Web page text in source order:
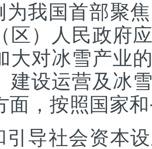
为我国首部聚
区）人民政府
大对冰雪产业
建设运营及冰
面，按照国家
引导社会资本